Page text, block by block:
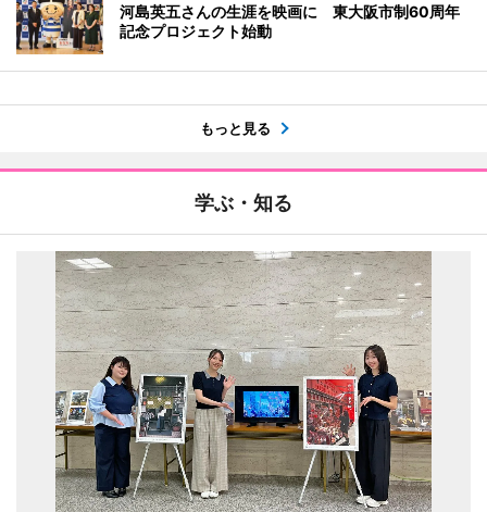
河島英五さんの生涯を映画に 東大阪市制60周年
記念プロジェクト始動
もっと見る
学ぶ・知る